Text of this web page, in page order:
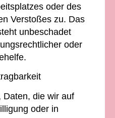
oder des
Verstoßes zu. Das
unbeschadet
oder
Daten, die wir auf
oder in